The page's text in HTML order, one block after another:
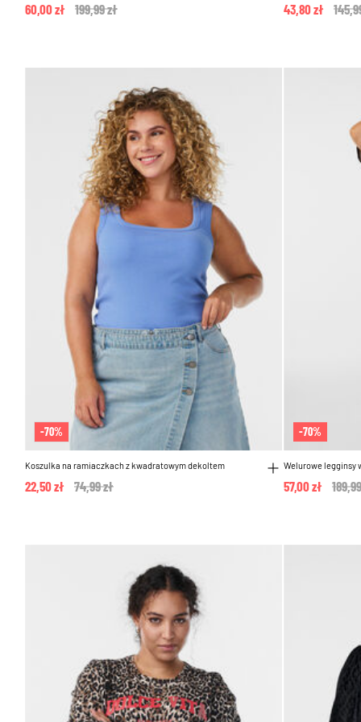
Price reduced from
199,99 zł
60,00 zł Price
43,80 zł
-70%
Koszulka na ramiaczkach z kwadratowym dekoltem
Price reduced from
74,99 zł
22,50 zł
-70%
Welurowe legginsy
Price
57,00 zł